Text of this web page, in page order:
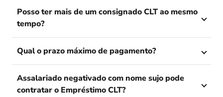
Posso ter mais de um consignado CLT ao mesmo
tempo?
Qual o prazo máximo de pagamento?
Assalariado negativado com nome sujo pode
contratar o Empréstimo CLT?